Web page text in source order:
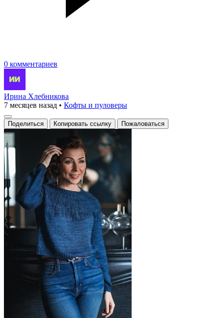
0 комментариев
Ирина Хлебникова
7 месяцев назад • Кофты и пуловеры
Поделиться Копировать ссылку Пожаловаться